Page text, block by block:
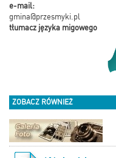
e-mail:
gmina@przesmyki.pl
tłumacz języka migowego
ZOBACZ RÓWNIEŻ